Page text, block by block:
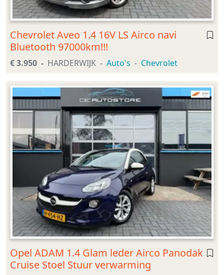
Chevrolet Aveo 1.4 16V LS Airco navi
Bluetooth 97000km!!!
€ 3.950 HARDERWIJK Auto's Chevrolet
Opel ADAM 1.4 Glam leder Airco Panodak
Cruise Stoel Stuur verwarming